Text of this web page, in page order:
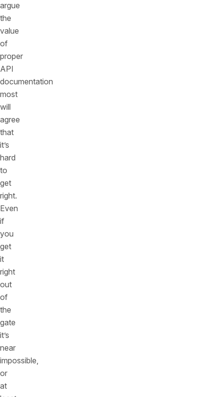
argue
the
value
of
proper
API
documentation
most
will
agree
that
it’s
hard
to
get
right.
Even
if
you
get
it
right
out
of
the
gate
it’s
near
impossible,
or
at